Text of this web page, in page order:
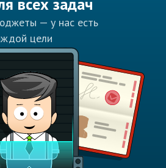
всех задач
— у нас есть
цели